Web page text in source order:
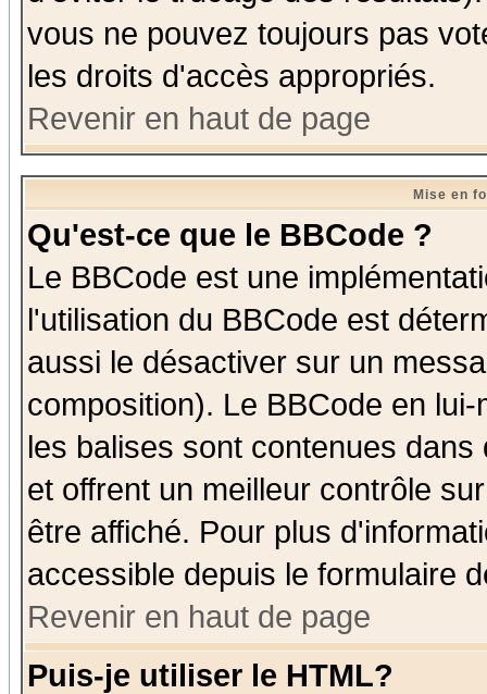
vous ne pouvez toujours pas
les droits d'accès appropriés.
Revenir en haut de page
Mise en
Qu'est-ce que le BBCode ?
Le BBCode est une
l'utilisation du BBCode est
aussi le désactiver sur un
composition). Le BBCode en
les balises sont contenues
et offrent un meilleur contrôle
être affiché. Pour plus
accessible depuis le formulaire
Revenir en haut de page
Puis-je utiliser le HTML?